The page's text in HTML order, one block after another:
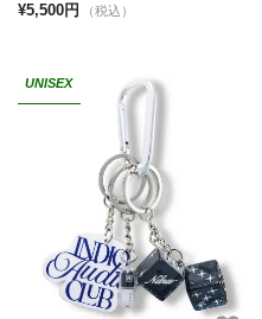
¥5,500円 （税込）
UNISEX